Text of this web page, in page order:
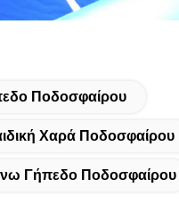
Ποδοσφαίρου
Χαρά Ποδοσφαίρου
Γήπεδο Ποδοσφαίρου